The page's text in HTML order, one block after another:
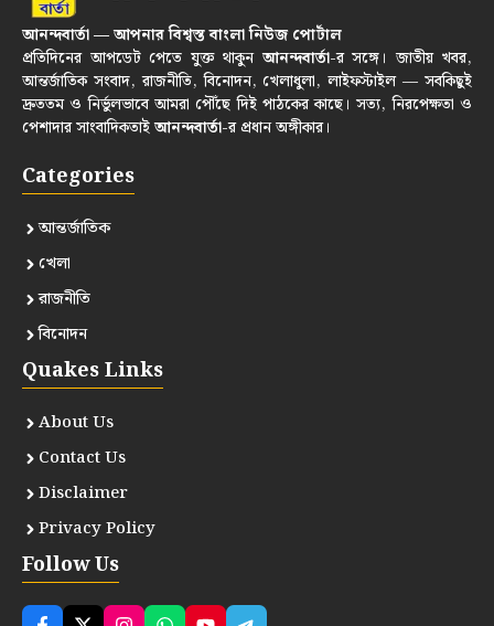
আনন্দবার্তা — আপনার বিশ্বস্ত বাংলা নিউজ পোর্টাল
প্রতিদিনের আপডেট পেতে যুক্ত থাকুনআনন্দবার্তা-র সঙ্গে। জাতীয় খবর,
আন্তর্জাতিক সংবাদ, রাজনীতি, বিনোদন, খেলাধুলা, লাইফস্টাইল — সবকিছুই
দ্রুততম ও নির্ভুলভাবে আমরা পৌঁছে দিই পাঠকের কাছে। সত্য, নিরপেক্ষতা ও
পেশাদার সাংবাদিকতাইআনন্দবার্তা-র প্রধান অঙ্গীকার।
Categories
আন্তর্জাতিক
খেলা
রাজনীতি
বিনোদন
Quakes Links
About Us
Contact Us
Disclaimer
Privacy Policy
Follow Us